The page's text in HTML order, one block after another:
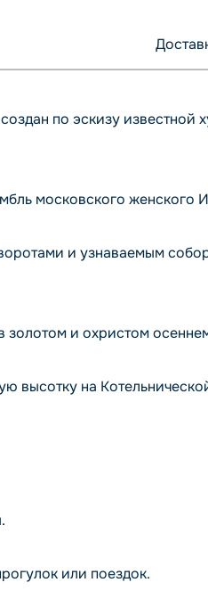
по эскизу известной
московского женского
и узнаваемым
и охристом
высотку на
или поездок.